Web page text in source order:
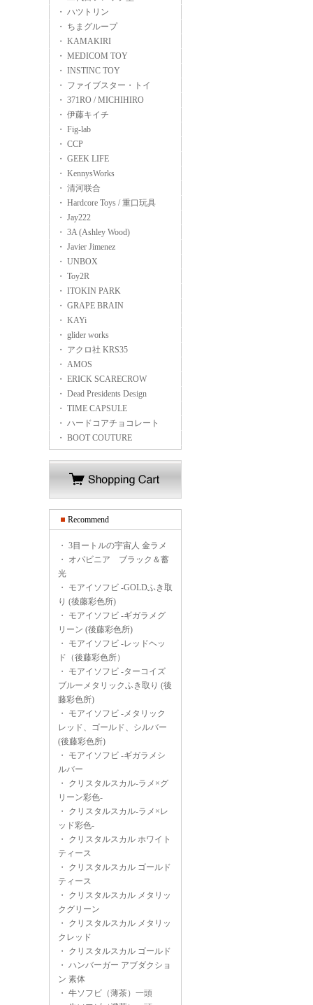
・ ハツトリン
・ ちまグループ
・ KAMAKIRI
・ MEDICOM TOY
・ INSTINC TOY
・ ファイブスター・トイ
・ 371RO / MICHIHIRO
・ 伊藤キイチ
・ Fig-lab
・ CCP
・ GEEK LIFE
・ KennysWorks
・ 清河联合
・ Hardcore Toys / 重口玩具
・ Jay222
・ 3A (Ashley Wood)
・ Javier Jimenez
・ UNBOX
・ Toy2R
・ ITOKIN PARK
・ GRAPE BRAIN
・ KAYi
・ glider works
・ アクロ社 KRS35
・ AMOS
・ ERICK SCARECROW
・ Dead Presidents Design
・ TIME CAPSULE
・ ハードコアチョコレート
・ BOOT COUTURE
Recommend
・ 3目ートルの宇宙人 金ラメ
・ オパビニア ブラック＆蓄
光
・ モアイソフビ -GOLDふき取
り (後藤彩色所)
・ モアイソフビ -ギガラメグ
リーン (後藤彩色所)
・ モアイソフビ -レッドヘッ
ド（後藤彩色所）
・ モアイソフビ -ターコイズ
ブルーメタリックふき取り (後
藤彩色所)
・ モアイソフビ -メタリック
レッド、ゴールド、シルバー
(後藤彩色所)
・ モアイソフビ -ギガラメシ
ルバー
・ クリスタルスカル-ラメ×グ
リーン彩色-
・ クリスタルスカル-ラメ×レ
ッド彩色-
・ クリスタルスカル ホワイト
ティース
・ クリスタルスカル ゴールド
ティース
・ クリスタルスカル メタリッ
クグリーン
・ クリスタルスカル メタリッ
クレッド
・ クリスタルスカル ゴールド
・ ハンバーガー アブダクショ
ン 素体
・ 牛ソフビ（薄茶）一頭